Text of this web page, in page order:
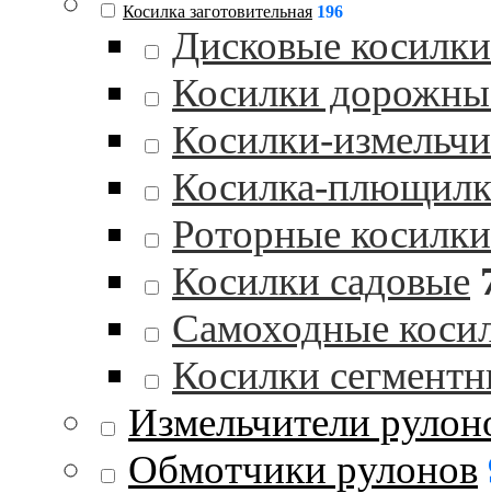
Косилка заготовительная 196
Дисковые косилки
Косилки
Косилки-
Косилка-
Роторные косилки
Косилки садовые
Самоходные
Косилки
Измельчители
Обмотчики рулонов